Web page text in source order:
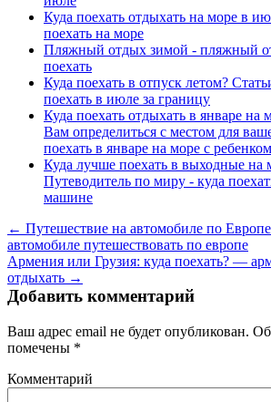
Куда поехать отдыхать на море в
поехать на море
Пляжный отдых зимой - пляжный
поехать
Куда поехать в отпуск летом?
поехать в июле за границу
Куда поехать отдыхать в январе
Вам определиться с местом для
поехать в январе на море с ребенком
Куда лучше поехать в выходные на
Путеводитель по миру - куда
машине
← Путешествие на автомобиле по
автомобиле путешествовать по европе
Армения или Грузия: куда поехать? —
отдыхать →
Добавить комментарий
Ваш адрес email не будет опубликован.
помечены *
Комментарий